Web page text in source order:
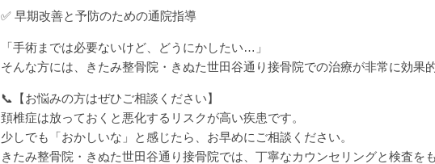
✅ 早期改善と予防のための通院指導
「手術までは必要ないけど、どうにかしたい…」
そんな方には、きたみ整骨院・きぬた世田谷通り接骨院での治療が非常に効果的
📞【お悩みの方はぜひご相談ください】
頚椎症は放っておくと悪化するリスクが高い疾患です。
少しでも「おかしいな」と感じたら、お早めにご相談ください。
きたみ整骨院・きぬた世田谷通り接骨院では、丁寧なカウンセリングと検査を